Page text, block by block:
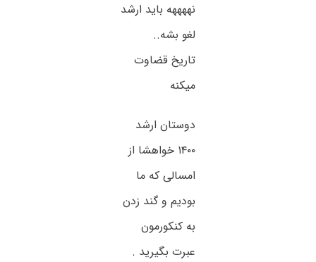
نههههه باید ارشد
لغو بشه..
تاریخ قضاوت
میکنه
دوستان ارشد
۱۴۰۰ خواهشا از
امسالی که ما
بودیم و گند زدن
به کنکورمون
عبرت بگیرید .